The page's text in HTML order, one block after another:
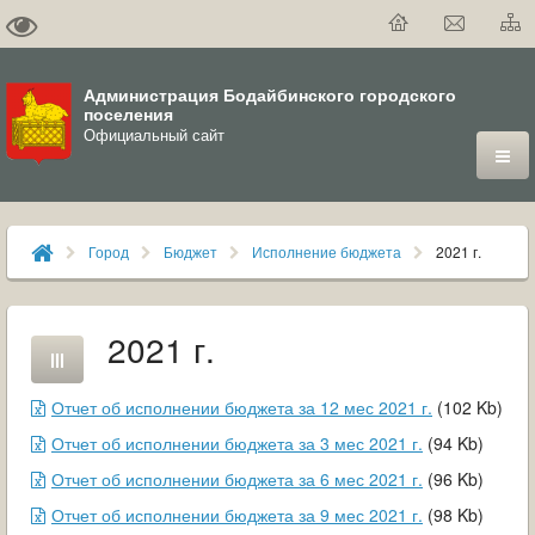
Администрация Бодайбинского городского
поселения
Официальный сайт
ГОРОД
ДУМА
ВЛАСТЬ
ДОКУМЕНТЫ
ОФИЦИАЛЬНЫЙ ВЕСТНИК БОДАЙБО
МУНИЦИПАЛЬНЫЕ УСЛУГИ
Город Бюджет Исполнение бюджета 2021 г.
2021 г.
Отчет об исполнении бюджета за 12 мес 2021 г. (102 Kb)
Отчет об исполнении бюджета за 3 мес 2021 г. (94 Kb)
Отчет об исполнении бюджета за 6 мес 2021 г. (96 Kb)
Отчет об исполнении бюджета за 9 мес 2021 г. (98 Kb)